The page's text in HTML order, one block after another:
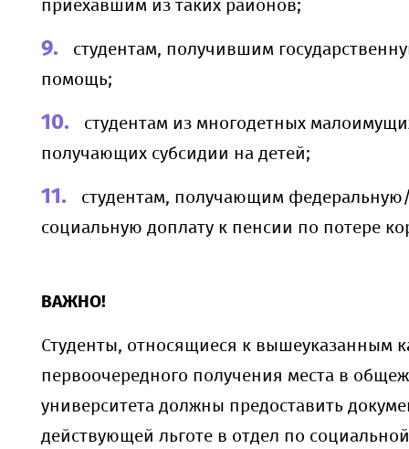
приехавшим из таких районов;
студентам, получившим
помощь;
студентам из многодетных
получающих субсидии на детей;
студентам, получающим
социальную доплату к пенсии по потере
ВАЖНО!
Студенты, относящиеся к вышеуказанным
первоочередного получения места в
университета должны предоставить
действующей льготе в отдел по социальной